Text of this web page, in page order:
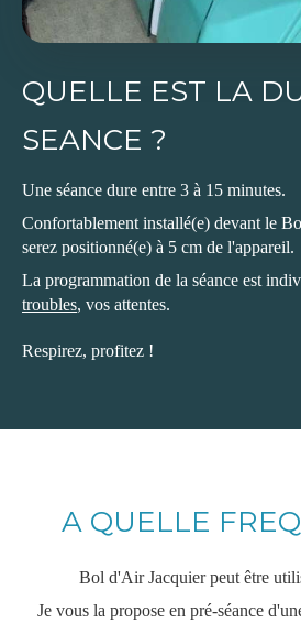
QUELLE EST LA
SEANCE ?
Une séance dure entre 3 à 15 minutes.
Confortablement installé(e) devant le
serez positionné(e) à 5 cm de l'appareil.
La programmation de la séance est
troubles, vos attentes.
Respirez, profitez !
A QUELLE
Bol d'Air Jacquier peut être
Je vous la propose en pré-séance